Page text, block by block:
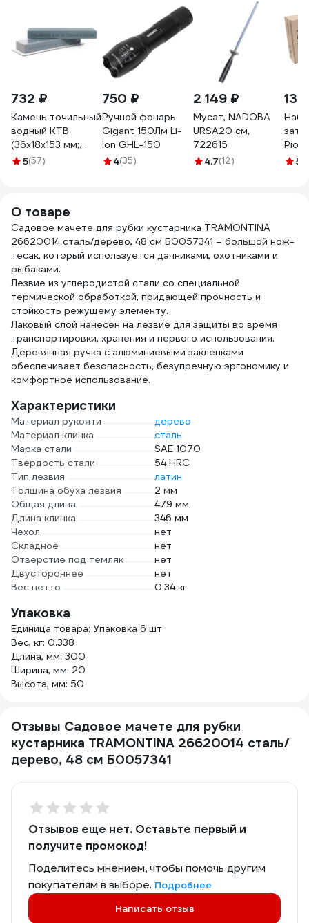
732 ₽
Камень точильный
водный КТВ
(36х18х153 мм;
B600; VM) ИНФ-
5(57)
750 ₽
Ручной фонарь
Gigant 150Лм Li-
Ion GHL-150
4(35)
2 149 ₽
Мусат, NADOBA
URSA20 см,
722615
4.7(12)
13
5
О товаре
Садовое мачете для рубки кустарника TRAMONTINA
26620014 сталь/дерево, 48 см Б0057341 – большой нож-
тесак, который используется дачниками, охотниками и
рыбаками.
Лезвие из углеродистой стали со специальной
термической обработкой, придающей прочность и
стойкость режущему элементу.
Лаковый слой нанесен на лезвие для защиты во время
транспортировки, хранения и первого использования.
Деревянная ручка с алюминиевыми заклепками
обеспечивает безопасность, безупречную эргономику и
комфортное использование.
Характеристики
Материал рукояти
дерево
Материал клинка
сталь
Марка стали
SAE 1070
Твердость стали
54 HRC
Тип лезвия
латин
Толщина обуха лезвия
2 мм
Общая длина
479 мм
Длина клинка
346 мм
Чехол
нет
Складное
нет
Отверстие под темляк
нет
Двустороннее
нет
Вес нетто
0.34 кг
Упаковка
Единица товара: Упаковка 6 шт
Вес, кг: 0.338
Длина, мм: 300
Ширина, мм: 20
Высота, мм: 50
Отзывы Садовое мачете для рубки
кустарника TRAMONTINA 26620014 сталь/
дерево, 48 см Б0057341
Отзывов еще нет. Оставьте первый и
получите промокод!
Поделитесь мнением, чтобы помочь другим
покупателям в выборе. Подробнее
Написать отзыв